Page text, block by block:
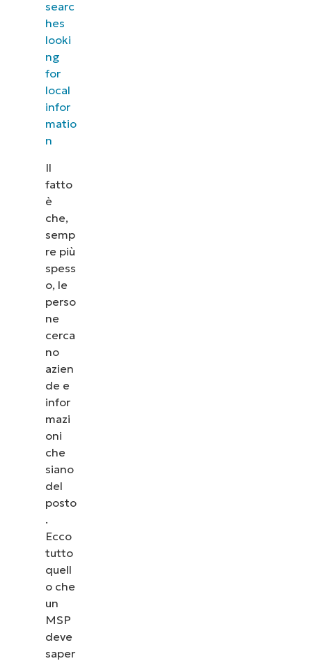
Il
fatto
è
che,
semp
re più
spess
o, le
perso
ne
cerca
no
azien
de e
infor
mazi
oni
che
siano
del
posto
.
Ecco
tutto
quell
o che
un
MSP
deve
saper